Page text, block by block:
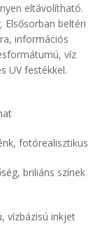
eltávolítható.
beltéri
információs
víz
UV festékkel.
fotórealisztikus
briliáns színek
vízbázisú inkjet